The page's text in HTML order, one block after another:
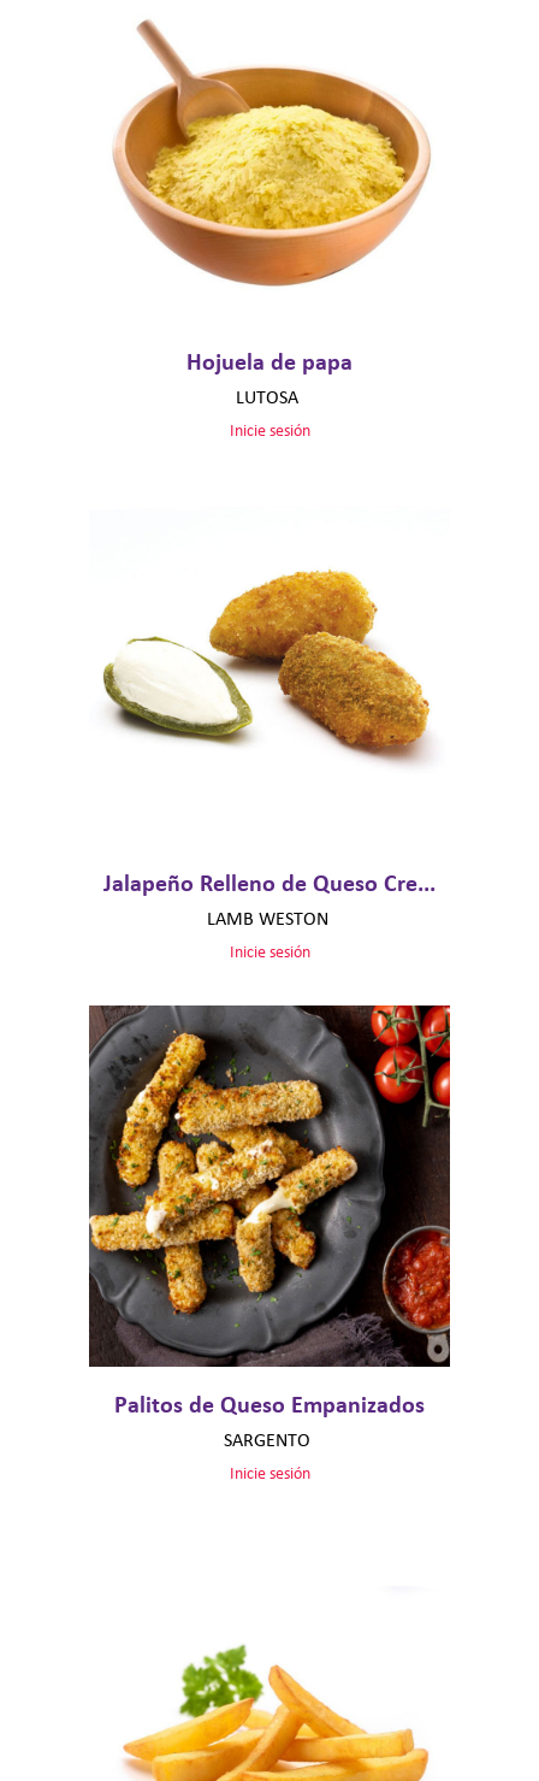
Hojuela de papa
LUTOSA
Inicie sesión
Jalapeño Relleno de Queso Cre...
LAMB WESTON
Inicie sesión
Palitos de Queso Empanizados
SARGENTO
Inicie sesión